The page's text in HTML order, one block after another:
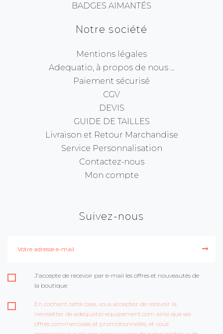
BADGES AIMANTÉS
Notre société
Mentions légales
Adequatio, à propos de nous ...
Paiement sécurisé
CGV
DEVIS
GUIDE DE TAILLES
Livraison et Retour Marchandise
Service Personnalisation
Contactez-nous
Mon compte
Suivez-nous
J'accepte de recevoir par e-mail les offres et nouveautés de
la boutique
En cochant cette case, vous acceptez de recevoir la
newsletter de adequatio-equipement.com ainsi que ses
offres commerciales et promotionnelles, et vous